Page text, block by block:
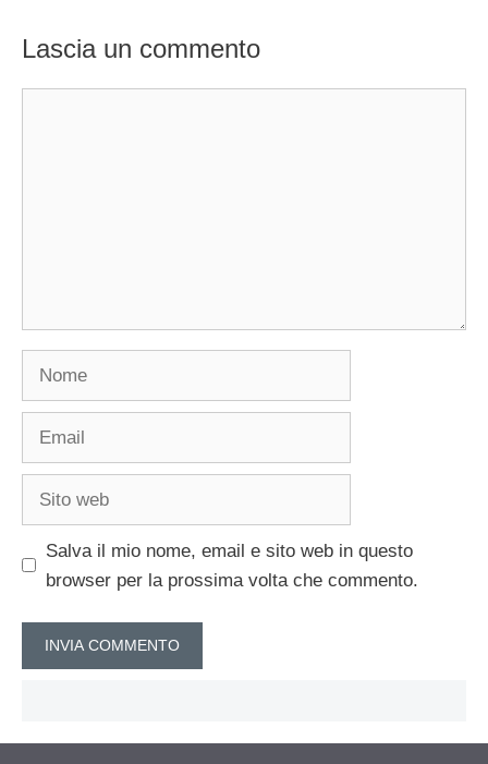
Lascia un commento
Salva il mio nome, email e sito web in questo
browser per la prossima volta che commento.